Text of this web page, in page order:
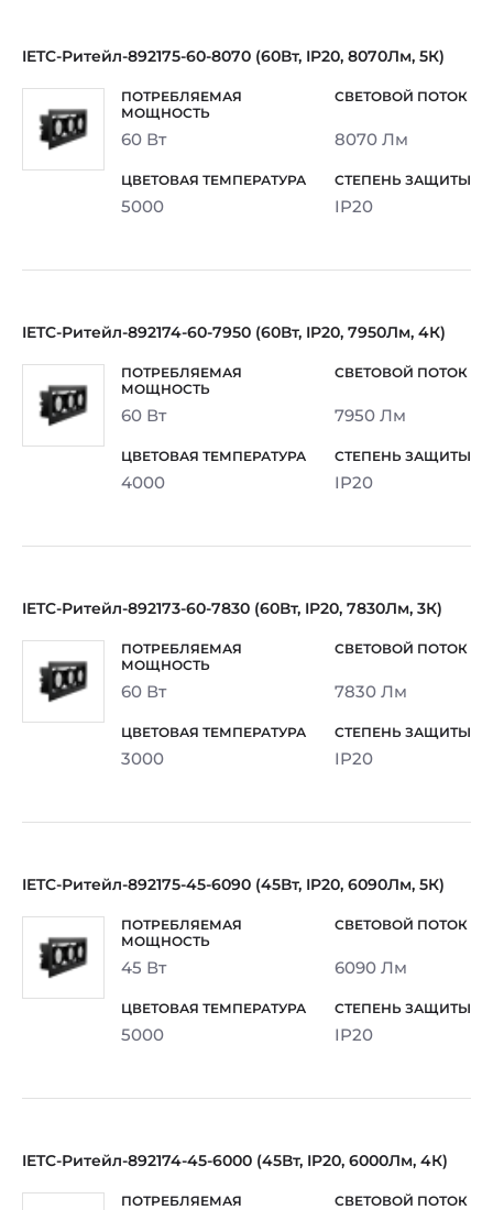
IETC-Ритейл-892175-60-8070 (60Вт, IP20, 8070Лм, 5К)
60 Вт 8070 Лм
5000 IP20
IETC-Ритейл-892174-60-7950 (60Вт, IP20, 7950Лм, 4К)
60 Вт 7950 Лм
4000 IP20
IETC-Ритейл-892173-60-7830 (60Вт, IP20, 7830Лм, 3К)
60 Вт 7830 Лм
3000 IP20
IETC-Ритейл-892175-45-6090 (45Вт, IP20, 6090Лм, 5К)
45 Вт 6090 Лм
5000 IP20
IETC-Ритейл-892174-45-6000 (45Вт, IP20, 6000Лм, 4К)